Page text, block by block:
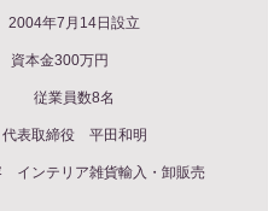
2004年7月14日設立
資本金300万円
従業員数8名
代表取締役 平田和明
インテリア雑貨輸入・卸販売